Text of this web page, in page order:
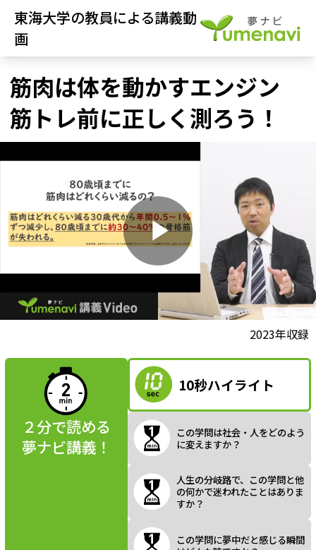
東海大学の教員による講義動
画
筋肉は体を動かすエンジン
筋トレ前に正しく測ろう！
P
a
y
2023年収録
２分で読める
夢ナビ講義！
10秒ハイライト
この学問は社会・人をどのよう
に変えますか？
人生の分岐路で、この学問と他
の何かで迷われたことはありま
すか？
この学問に夢中だと感じる瞬間